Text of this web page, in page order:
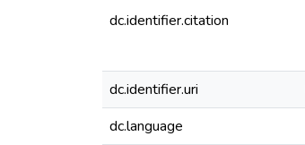
dc.identifier.citation
dc.identifier.uri
dc.language